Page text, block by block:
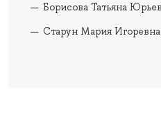
Борисова Татьяна
Старун Мария Игоревна